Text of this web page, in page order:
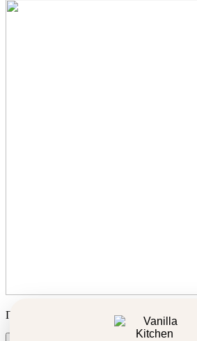
Продуктът беше добавен в количката ви!